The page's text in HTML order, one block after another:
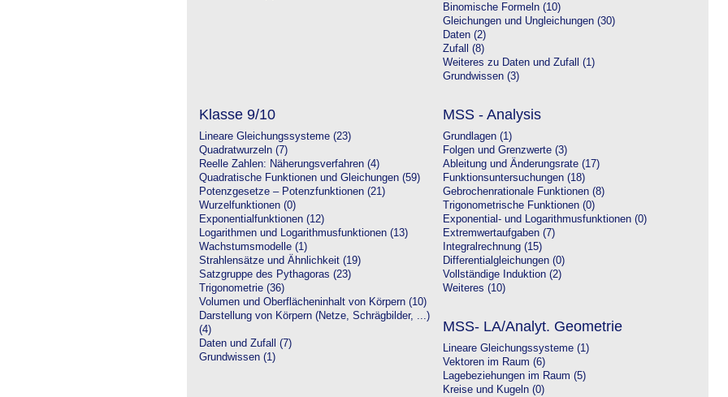
Binomische Formeln (10)
Gleichungen und Ungleichungen (30)
Daten (2)
Zufall (8)
Weiteres zu Daten und Zufall (1)
Grundwissen (3)
Klasse 9/10
Lineare Gleichungssysteme (23)
Quadratwurzeln (7)
Reelle Zahlen: Näherungsverfahren (4)
Quadratische Funktionen und Gleichungen (59)
Potenzgesetze – Potenzfunktionen (21)
Wurzelfunktionen (0)
Exponentialfunktionen (12)
Logarithmen und Logarithmusfunktionen (13)
Wachstumsmodelle (1)
Strahlensätze und Ähnlichkeit (19)
Satzgruppe des Pythagoras (23)
Trigonometrie (36)
Volumen und Oberflächeninhalt von Körpern (10)
Darstellung von Körpern (Netze, Schrägbilder, ...)
(4)
Daten und Zufall (7)
Grundwissen (1)
MSS - Analysis
Grundlagen (1)
Folgen und Grenzwerte (3)
Ableitung und Änderungsrate (17)
Funktionsuntersuchungen (18)
Gebrochenrationale Funktionen (8)
Trigonometrische Funktionen (0)
Exponential- und Logarithmusfunktionen (0)
Extremwertaufgaben (7)
Integralrechnung (15)
Differentialgleichungen (0)
Vollständige Induktion (2)
Weiteres (10)
MSS- LA/Analyt. Geometrie
Lineare Gleichungssysteme (1)
Vektoren im Raum (6)
Lagebeziehungen im Raum (5)
Kreise und Kugeln (0)